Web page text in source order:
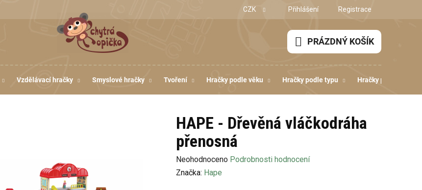
CZK Přihlášení Registrace
NÁKUPNÍ
KOŠÍK
PRÁZDNÝ KOŠÍK
Vzdělávací hračky Smyslové hračky Tvoření Hračky podle věku Hračky podle typu Hračky podle
HAPE - Dřevěná vláčkodráha
přenosná
Průměrné
hodnocení
Neohodnoceno Podrobnosti hodnocení
Značka: Hape